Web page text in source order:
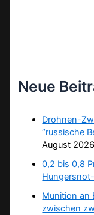
Neue
Drohnen-
“russische
August 2026
0,2 bis 0,8
Munition an
zwischen